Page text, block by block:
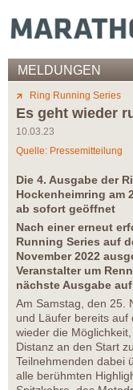
MELDUNGEN
Ring Running Series
Es geht wieder
10.03.23
Quelle: Pressemitteilung
Die 4. Ausgabe der
Hockenheimring am
ab sofort geöffnet
Nach einer erneut
Running Series auf
November 2022
Veranstalter um
nächste Ausgabe
Am Samstag, den 25.
und Läufer bereits auf
wieder die
Distanz an den Start
Teilnehmenden dabei
alle berühmten